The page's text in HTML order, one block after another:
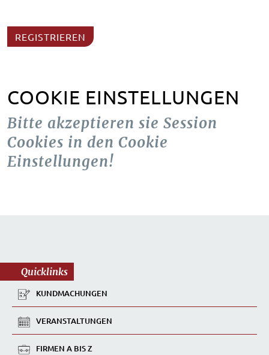
REGISTRIEREN
COOKIE EINSTELLUNGEN
Bitte akzeptieren sie Session
Cookies in den Cookie
Einstellungen!
Quicklinks
KUNDMACHUNGEN
VERANSTALTUNGEN
FIRMEN A BIS Z